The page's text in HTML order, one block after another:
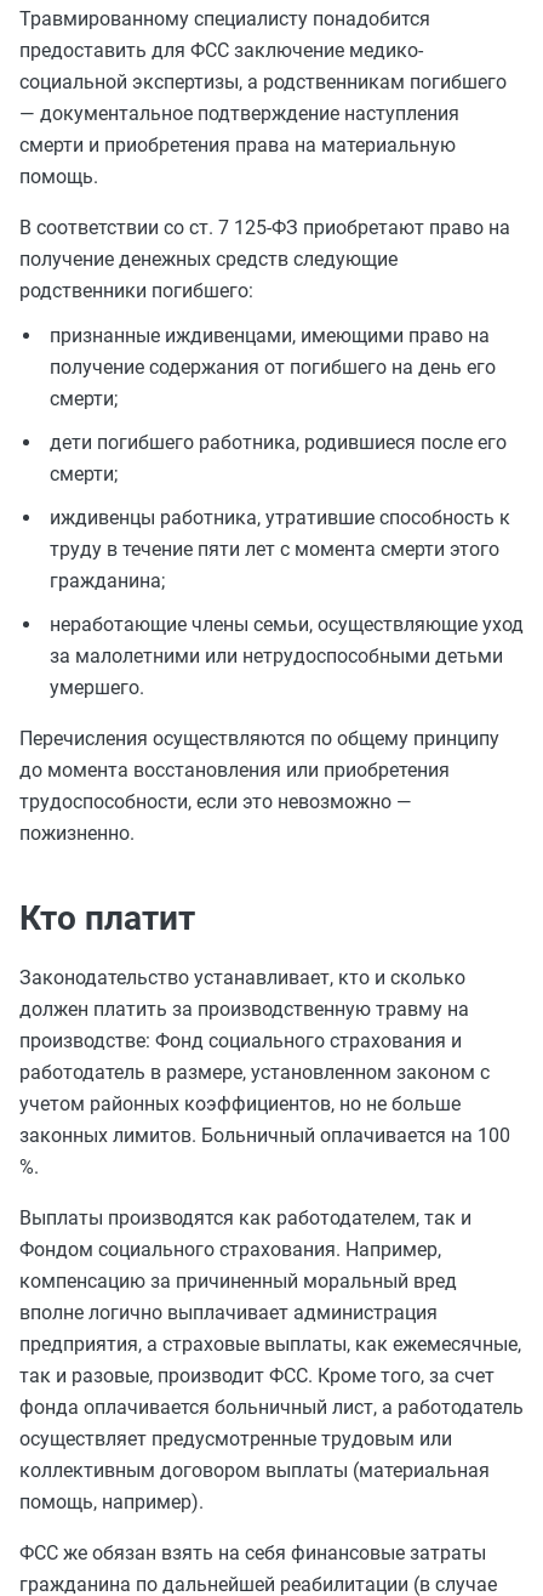
Травмированному специалисту понадобится
предоставить для ФСС заключение медико-
социальной экспертизы, а родственникам погибшего
— документальное подтверждение наступления
смерти и приобретения права на материальную
помощь.
В соответствии со ст. 7 125-ФЗ приобретают право на
получение денежных средств следующие
родственники погибшего:
признанные иждивенцами, имеющими право на
получение содержания от погибшего на день его
смерти;
дети погибшего работника, родившиеся после его
смерти;
иждивенцы работника, утратившие способность к
труду в течение пяти лет с момента смерти этого
гражданина;
неработающие члены семьи, осуществляющие уход
за малолетними или нетрудоспособными детьми
умершего.
Перечисления осуществляются по общему принципу
до момента восстановления или приобретения
трудоспособности, если это невозможно —
пожизненно.
Кто платит
Законодательство устанавливает, кто и сколько
должен платить за производственную травму на
производстве: Фонд социального страхования и
работодатель в размере, установленном законом с
учетом районных коэффициентов, но не больше
законных лимитов. Больничный оплачивается на 100
%.
Выплаты производятся как работодателем, так и
Фондом социального страхования. Например,
компенсацию за причиненный моральный вред
вполне логично выплачивает администрация
предприятия, а страховые выплаты, как ежемесячные,
так и разовые, производит ФСС. Кроме того, за счет
фонда оплачивается больничный лист, а работодатель
осуществляет предусмотренные трудовым или
коллективным договором выплаты (материальная
помощь, например).
ФСС же обязан взять на себя финансовые затраты
гражданина по дальнейшей реабилитации (в случае